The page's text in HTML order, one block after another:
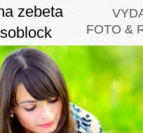
zebeta
online
7, 2026
FOTO &